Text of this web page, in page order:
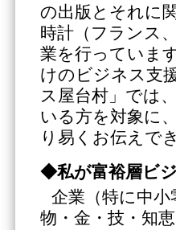
の出版とそれに
時計（フランス
業を行っていま
けのビジネス支
ス屋台村」では
いる方を対象に
り易くお伝えで
◆私が富裕層ビ
企業（特に中
物・金・技・知